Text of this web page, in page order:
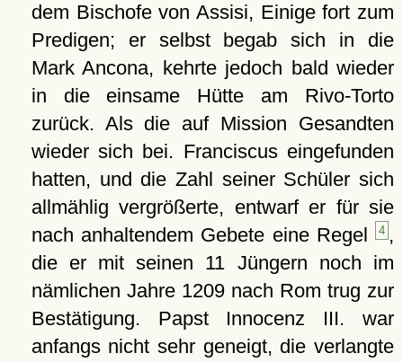
dem Bischofe von Assisi, Einige fort zum
Predigen; er selbst begab sich in die
Mark Ancona, kehrte jedoch bald wieder
in die einsame Hütte am Rivo-Torto
zurück. Als die auf Mission Gesandten
wieder sich bei. Franciscus eingefunden
hatten, und die Zahl seiner Schüler sich
allmählig vergrößerte, entwarf er für sie
nach anhaltendem Gebete eine Regel
4 ,
die er mit seinen 11 Jüngern noch im
nämlichen Jahre 1209 nach Rom trug zur
Bestätigung. Papst Innocenz III. war
anfangs nicht sehr geneigt, die verlangte